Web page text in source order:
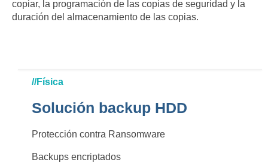
copiar, la programación de las copias de seguridad y la
duración del almacenamiento de las copias.
//Física
Solución backup HDD
Protección contra Ransomware
Backups encriptados